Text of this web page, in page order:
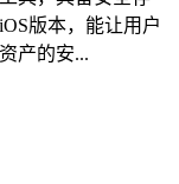
版本，能让用户
产的安...